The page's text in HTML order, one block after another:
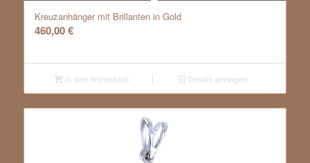
Kreuzanhänger mit Brillanten in Gold
460,00€
In den Warenkorb Details anzeigen